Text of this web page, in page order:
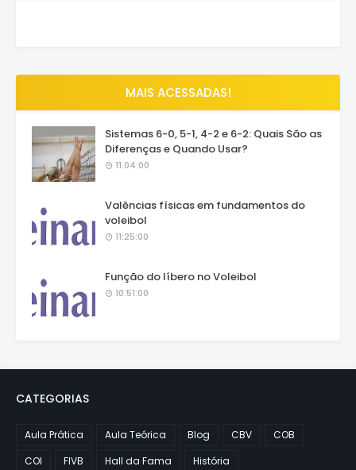
MAIS ACESSADAS!
Sistemas 6-0, 5-1, 4-2 e 6-2: Quais São as
Diferenças e Quando Usar?
11:04:00
Valências físicas em fundamentos do
voleibol
11:25:00
Função do líbero no Voleibol
10:51:00
CATEGORIAS
Aula Prática Aula Teórica Blog CBV
COB
COI
FIVB Hall da Fama
História